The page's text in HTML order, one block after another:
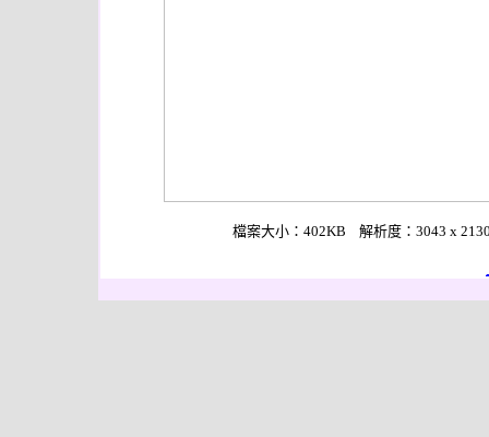
檔案大小：402KB 解析度：3043 x